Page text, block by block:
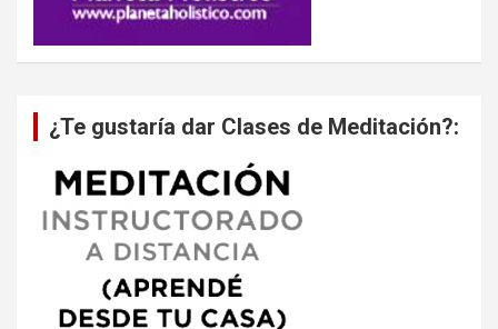
¿Te gustaría dar Clases de Meditación?: